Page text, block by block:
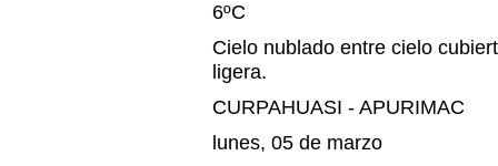
6ºC
Cielo nublado entre cielo
ligera.
CURPAHUASI - APURIMAC
lunes, 05 de marzo